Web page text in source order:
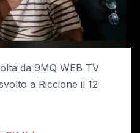
da 9MQ WEB TV
a Riccione il 12